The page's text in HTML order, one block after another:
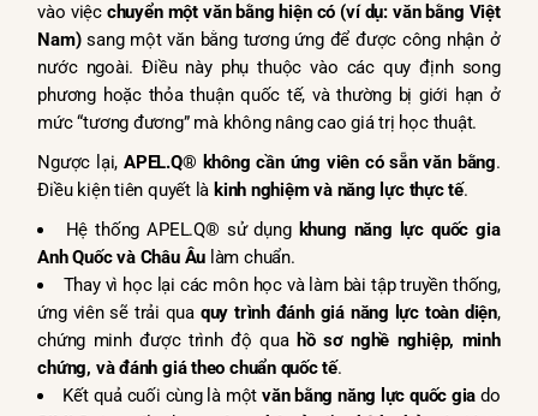
vào việc chuyển một văn bằng hiện có (ví dụ: văn bằng Việt
Nam)sang một văn bằng tương ứng để được công nhận ở
nước ngoài. Điều này phụ thuộc vào các quy định song
phương hoặc thỏa thuận quốc tế, và thường bị giới hạn ở
mức “tương đương” mà không nâng cao giá trị học thuật.
Ngược lại,APEL.Q® không cần ứng viên có sẵn văn bằng.
Điều kiện tiên quyết là kinh nghiệm và năng lực thực tế.
Hệ thống APEL.Q® sử dụng khung năng lực quốc gia
Anh Quốc và Châu Âu làm chuẩn.
Thay vì học lại các môn học và làm bài tập truyền thống,
ứng viên sẽ trải qua quy trình đánh giá năng lực toàn diện,
chứng minh được trình độ qua hồ sơ nghề nghiệp, minh
chứng, và đánh giá theo chuẩn quốc tế.
Kết quả cuối cùng là một văn bằng năng lực quốc gia do